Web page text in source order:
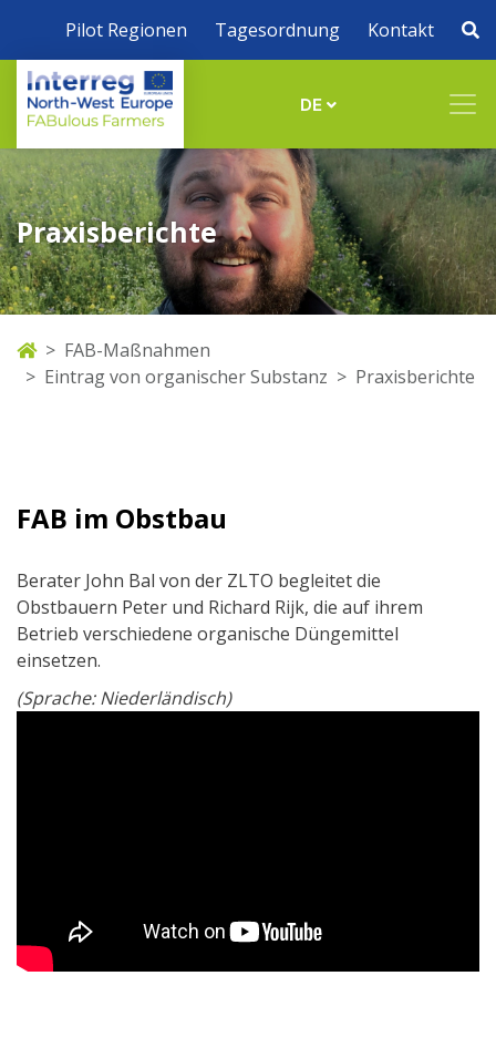
Pilot Regionen Tagesordnung Kontakt
DE
Praxisberichte
FAB-Maßnahmen
Eintrag von organischer Substanz
Praxisberichte
FAB im Obstbau
Berater John Bal von der ZLTO begleitet die
Obstbauern Peter und Richard Rijk, die auf ihrem
Betrieb verschiedene organische Düngemittel
einsetzen.
(Sprache: Niederländisch)